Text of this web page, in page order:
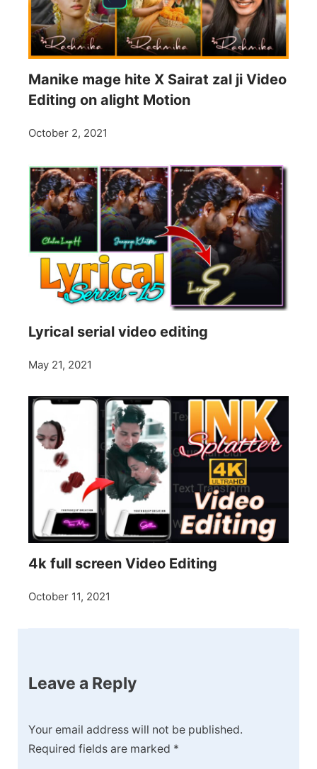
Manike mage hite X Sairat zal ji Video
Editing on alight Motion
October 2, 2021
Lyrical serial video editing
May 21, 2021
4k full screen Video Editing
October 11, 2021
Leave a Reply
Your email address will not be published.
Required fields are marked *